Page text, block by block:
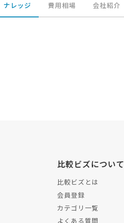
ナレッジ 費用相場 会社紹介
比較ビズについて
比較ビズとは
会員登録
カテゴリ一覧
よくある質問